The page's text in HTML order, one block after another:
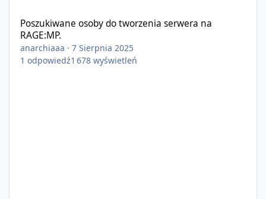
Poszukiwane osoby do tworzenia serwera na
RAGE:MP.
anarchiaaa ·7 Sierpnia 2025
1 odpowiedź1 678 wyświetleń